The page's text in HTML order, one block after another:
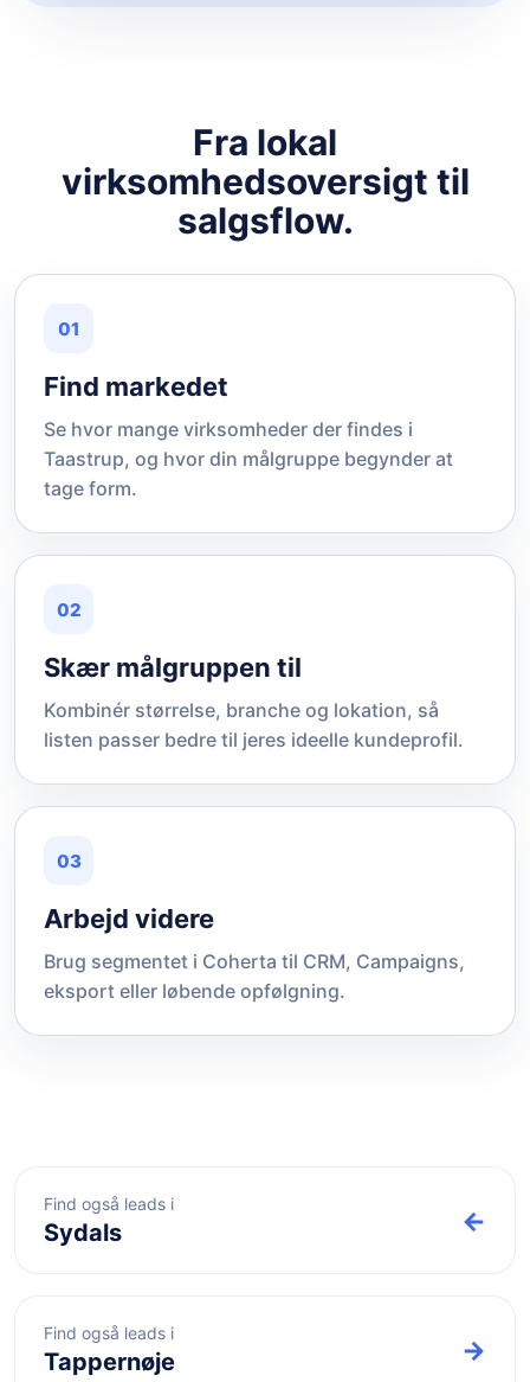
Fra lokal
virksomhedsoversigt til
salgsflow.
01
Find markedet
Se hvor mange virksomheder der findes i
Taastrup, og hvor din målgruppe begynder at
tage form.
02
Skær målgruppen til
Kombinér størrelse, branche og lokation, så
listen passer bedre til jeres ideelle kundeprofil.
03
Arbejd videre
Brug segmentet i Coherta til CRM, Campaigns,
eksport eller løbende opfølgning.
Find også leads i
Sydals ←
Find også leads i
Tappernøje →